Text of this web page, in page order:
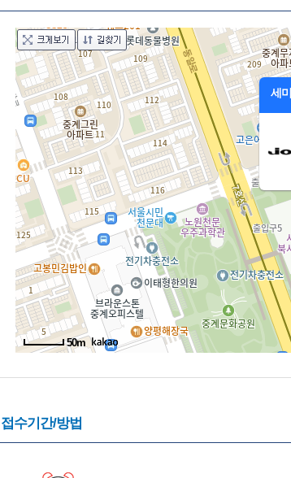
세
50m
접수기간/방법